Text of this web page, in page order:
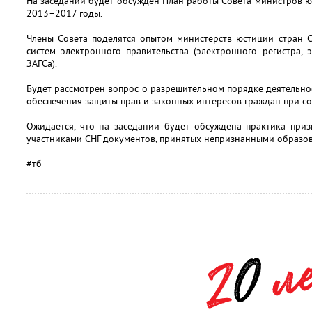
2013–2017 годы.
Члены Совета поделятся опытом министерств юстиции стран
систем электронного правительства (электронного регистра,
ЗАГСа).
Будет рассмотрен вопрос о разрешительном порядке
обеспечения защиты прав и законных интересов граждан при
Ожидается, что на заседании будет обсуждена практика
участниками СНГ документов, принятых непризнанными
#тб